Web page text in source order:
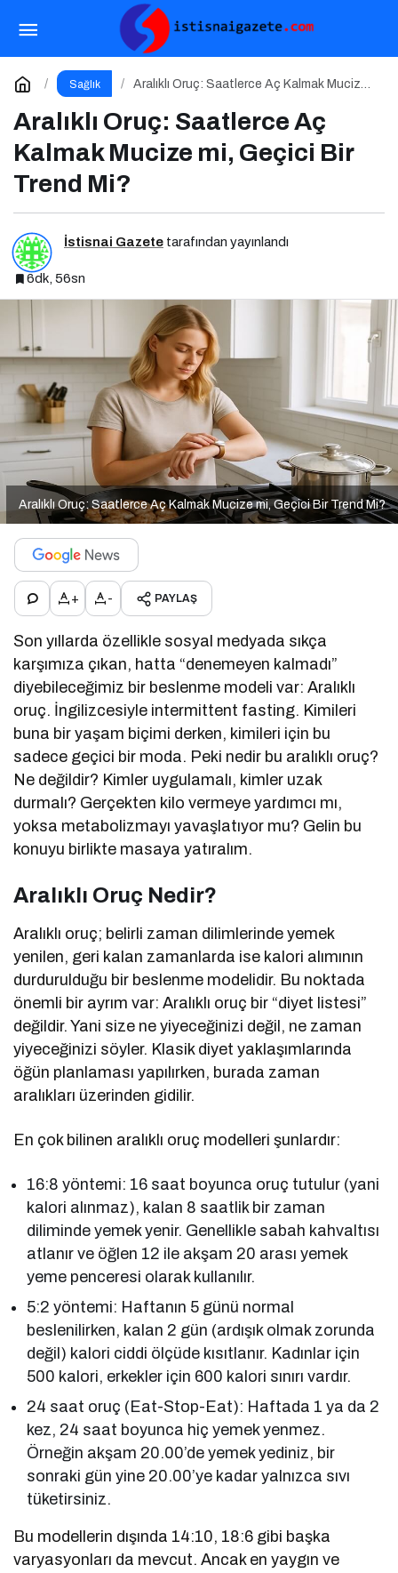
Sağlık
Aralıklı Oruç: Saatlerce Aç Kalmak Mucize
Aralıklı Oruç: Saatlerce Aç
Kalmak Mucize mi, Geçici Bir
Trend Mi?
İstisnai Gazete tarafından yayınlandı
6dk, 56sn
Aralıklı Oruç: Saatlerce Aç Kalmak Mucize mi, Geçici Bir Trend Mi?
+ - PAYLAŞ
Son yıllarda özellikle sosyal medyada sıkça
karşımıza çıkan, hatta “denemeyen kalmadı”
diyebileceğimiz bir beslenme modeli var: Aralıklı
oruç. İngilizcesiyle intermittent fasting. Kimileri
buna bir yaşam biçimi derken, kimileri için bu
sadece geçici bir moda. Peki nedir bu aralıklı oruç?
Ne değildir? Kimler uygulamalı, kimler uzak
durmalı? Gerçekten kilo vermeye yardımcı mı,
yoksa metabolizmayı yavaşlatıyor mu? Gelin bu
konuyu birlikte masaya yatıralım.
Aralıklı Oruç Nedir?
Aralıklı oruç; belirli zaman dilimlerinde yemek
yenilen, geri kalan zamanlarda ise kalori alımının
durdurulduğu bir beslenme modelidir. Bu noktada
önemli bir ayrım var: Aralıklı oruç bir “diyet listesi”
değildir. Yani size ne yiyeceğinizi değil, ne zaman
yiyeceğinizi söyler. Klasik diyet yaklaşımlarında
öğün planlaması yapılırken, burada zaman
aralıkları üzerinden gidilir.
En çok bilinen aralıklı oruç modelleri şunlardır:
16:8 yöntemi: 16 saat boyunca oruç tutulur (yani
kalori alınmaz), kalan 8 saatlik bir zaman
diliminde yemek yenir. Genellikle sabah kahvaltısı
atlanır ve öğlen 12 ile akşam 20 arası yemek
yeme penceresi olarak kullanılır.
5:2 yöntemi: Haftanın 5 günü normal
beslenilirken, kalan 2 gün (ardışık olmak zorunda
değil) kalori ciddi ölçüde kısıtlanır. Kadınlar için
500 kalori, erkekler için 600 kalori sınırı vardır.
24 saat oruç (Eat-Stop-Eat): Haftada 1 ya da 2
kez, 24 saat boyunca hiç yemek yenmez.
Örneğin akşam 20.00’de yemek yediniz, bir
sonraki gün yine 20.00’ye kadar yalnızca sıvı
tüketirsiniz.
Bu modellerin dışında 14:10, 18:6 gibi başka
varyasyonları da mevcut. Ancak en yaygın ve
Laktoz İntoleransı Yorum Yap